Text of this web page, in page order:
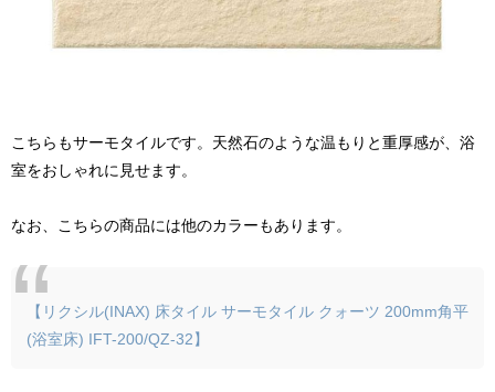
こちらもサーモタイルです。天然石のような温もりと重厚感が、浴
室をおしゃれに見せます。
なお、こちらの商品には他のカラーもあります。
【リクシル(INAX) 床タイル サーモタイル クォーツ 200mm角平
(浴室床) IFT-200/QZ-32】